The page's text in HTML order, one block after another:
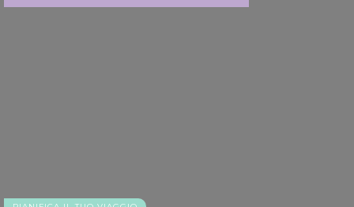
of their services.